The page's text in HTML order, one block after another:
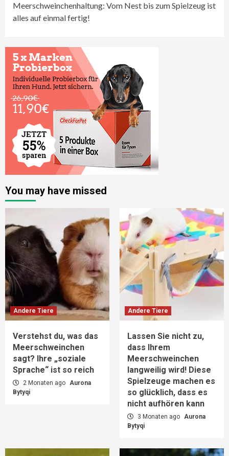
Meerschweinchenhaltung: Vom Nest bis zum Spielzeug ist
alles auf einmal fertig!
You may have missed
Andere Tiere
Verstehst du, was das
Meerschweinchen
sagt? Ihre „soziale
Sprache“ ist so reich
2 Monaten ago Aurona
Bytyqi
Andere Tiere
Lassen Sie nicht zu,
dass Ihrem
Meerschweinchen
langweilig wird! Diese
Spielzeuge machen es
so glücklich, dass es
nicht aufhören kann
3 Monaten ago Aurona
Bytyqi